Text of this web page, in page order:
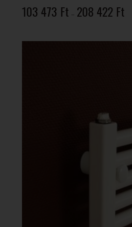
103 473 Ft – 208 422 Ft103
-